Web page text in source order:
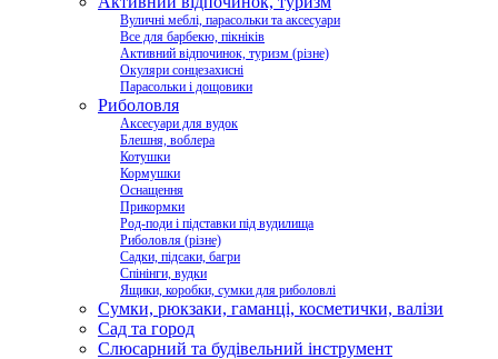
Вуличні меблі, парасольки та аксесуари
Все для барбекю, пікніків
Активний відпочинок, туризм (різне)
Окуляри сонцезахисні
Парасольки і дощовики
Риболовля
Аксесуари для вудок
Блешня, воблера
Котушки
Кормушки
Оснащення
Прикормки
Род-поди і підставки під вудилища
Риболовля (різне)
Садки, підсаки, багри
Спінінги, вудки
Ящики, коробки, сумки для риболовлі
Сумки, рюкзаки, гаманці, косметички, валізи
Сад та город
Слюсарний та будівельний інструмент